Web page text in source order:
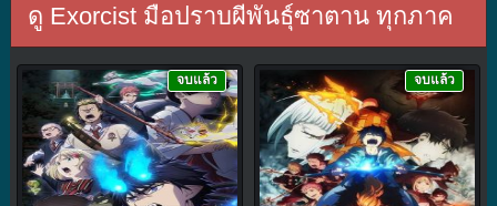
ดู Exorcist มือปราบผีพันธุ์ซาตาน ทุกภาค
จบแล้ว จบแล้ว